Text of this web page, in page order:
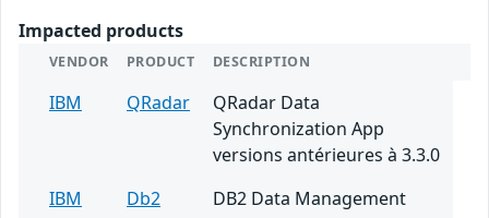
Impacted products
VENDOR PRODUCT DESCRIPTION
IBM QRadar
QRadar Data
Synchronization App
versions antérieures à 3.3.0
IBM
Db2
DB2 Data Management